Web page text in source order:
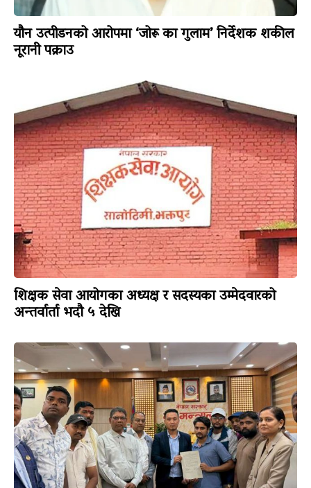
यौन उत्पीडनको आरोपमा ‘जोरू का गुलाम’ निर्देशक शकील
नूरानी पक्राउ
शिक्षक सेवा आयोगका अध्यक्ष र सदस्यका उम्मेदवारको
अन्तर्वार्ता भदौ ५ देखि